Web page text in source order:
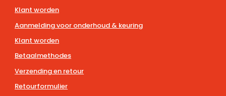
Klant worden
Aanmelding voor onderhoud & keuring
Klant worden
Betaalmethodes
Verzending en retour
Retourformulier